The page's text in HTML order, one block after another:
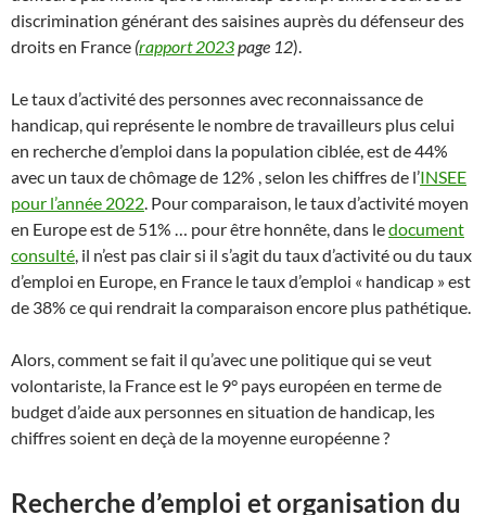
discrimination générant des saisines auprès du défenseur des
droits en France (rapport 2023page 12).
Le taux d’activité des personnes avec reconnaissance de
handicap, qui représente le nombre de travailleurs plus celui
en recherche d’emploi dans la population ciblée, est de 44%
avec un taux de chômage de 12% , selon les chiffres de l’INSEE
pour l’année 2022. Pour comparaison, le taux d’activité moyen
en Europe est de 51% … pour être honnête, dans ledocument
consulté, il n’est pas clair si il s’agit du taux d’activité ou du taux
d’emploi en Europe, en France le taux d’emploi « handicap » est
de 38% ce qui rendrait la comparaison encore plus pathétique.
Alors, comment se fait il qu’avec une politique qui se veut
volontariste, la France est le 9° pays européen en terme de
budget d’aide aux personnes en situation de handicap, les
chiffres soient en deçà de la moyenne européenne ?
Recherche d’emploi et organisation du